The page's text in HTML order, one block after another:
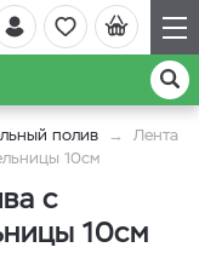
полив
Лента
10см
с
10см